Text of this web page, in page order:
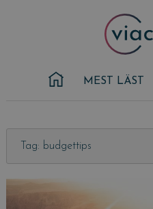
MEST LÄST
Tag: budgettips